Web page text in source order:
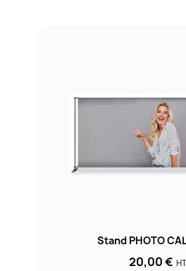
Stand PHOTO
20,00 € HT